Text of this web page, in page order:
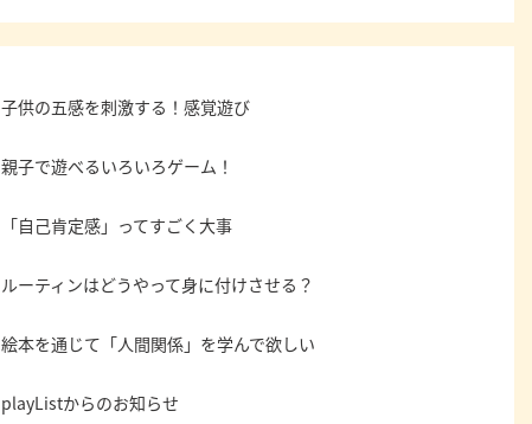
子供の五感を刺激する！感覚遊び
親子で遊べるいろいろゲーム！
「自己肯定感」ってすごく大事
ルーティンはどうやって身に付けさせる？
絵本を通じて「人間関係」を学んで欲しい
playListからのお知らせ